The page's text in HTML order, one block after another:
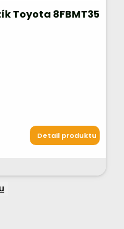
Toyota 8FBMT35
Detail produktu